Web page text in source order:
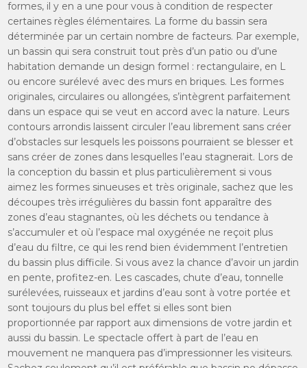
formes, il y en a une pour vous à condition de respecter
certaines règles élémentaires. La forme du bassin sera
déterminée par un certain nombre de facteurs. Par exemple,
un bassin qui sera construit tout près d’un patio ou d’une
habitation demande un design formel : rectangulaire, en L
ou encore surélevé avec des murs en briques. Les formes
originales, circulaires ou allongées, s’intègrent parfaitement
dans un espace qui se veut en accord avec la nature. Leurs
contours arrondis laissent circuler l’eau librement sans créer
d’obstacles sur lesquels les poissons pourraient se blesser et
sans créer de zones dans lesquelles l’eau stagnerait. Lors de
la conception du bassin et plus particulièrement si vous
aimez les formes sinueuses et très originale, sachez que les
découpes très irrégulières du bassin font apparaître des
zones d’eau stagnantes, où les déchets ou tendance à
s’accumuler et où l’espace mal oxygénée ne reçoit plus
d’eau du filtre, ce qui les rend bien évidemment l’entretien
du bassin plus difficile. Si vous avez la chance d’avoir un jardin
en pente, profitez-en. Les cascades, chute d’eau, tonnelle
surélevées, ruisseaux et jardins d’eau sont à votre portée et
sont toujours du plus bel effet si elles sont bien
proportionnée par rapport aux dimensions de votre jardin et
aussi du bassin. Le spectacle offert à part de l’eau en
mouvement ne manquera pas d’impressionner les visiteurs.